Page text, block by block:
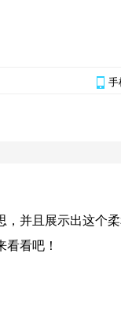
手
并且展示出这个
看吧！